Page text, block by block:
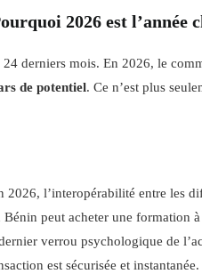
2026 est l’année
derniers mois. En 2026, le
de potentiel. Ce n’est plus
l’interopérabilité entre les
peut acheter une formation à
verrou psychologique de
est sécurisée et instantanée.